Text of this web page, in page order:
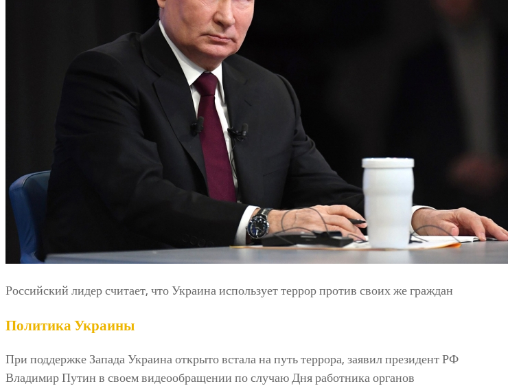
Российский лидер считает, что Украина использует террор против своих же граждан
Политика Украины
При поддержке Запада Украина открыто встала на путь террора, заявил президент РФ
Владимир Путин в своем видеообращении по случаю Дня работника органов